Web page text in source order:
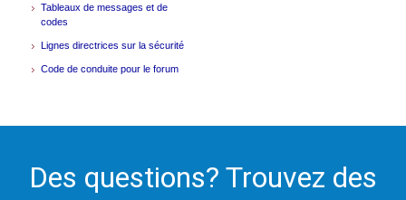
Tableaux de messages et de
codes
Lignes directrices sur la sécurité
Code de conduite pour le forum
Des questions? Trouvez des